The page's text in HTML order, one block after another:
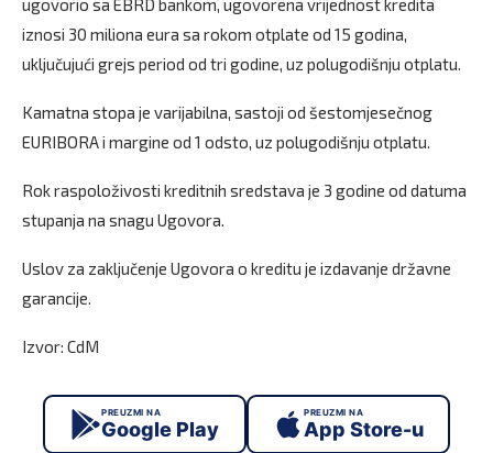
ugovorio sa EBRD bankom, ugovorena vrijednost kredita
iznosi 30 miliona eura sa rokom otplate od 15 godina,
uključujući grejs period od tri godine, uz polugodišnju otplatu.
Kamatna stopa je varijabilna, sastoji od šestomjesečnog
EURIBORA i margine od 1 odsto, uz polugodišnju otplatu.
Rok raspoloživosti kreditnih sredstava je 3 godine od datuma
stupanja na snagu Ugovora.
Uslov za zaključenje Ugovora o kreditu je izdavanje državne
garancije.
Izvor: CdM
PREUZMI NA
Google Play
PREUZMI NA
App Store-u